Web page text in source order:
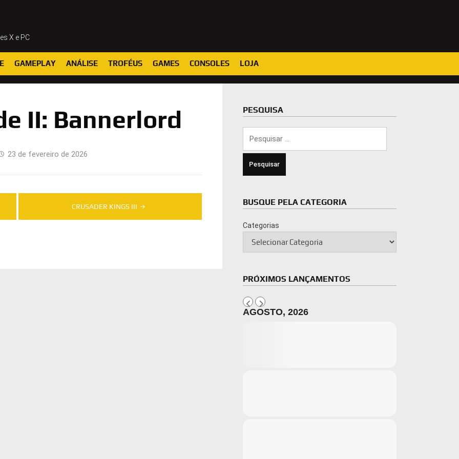
X e PC
GAMEPLAY ANÁLISE TROFÉUS GAMES CONSOLES LOJA
II: Bannerlord
23 de fevereiro de 2026
CRUSADER KINGS III
PESQUISA
BUSQUE PELA CATEGORIA
Categorias
PRÓXIMOS LANÇAMENTOS
AGOSTO, 2026